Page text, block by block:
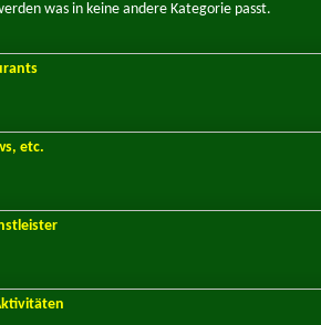
was in keine andere Kategorie passt.
etc.